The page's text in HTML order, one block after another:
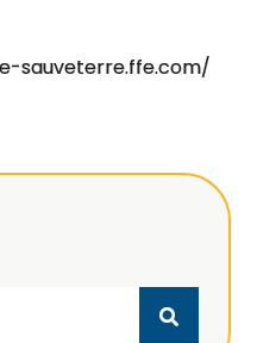
sauveterre.ffe.com/